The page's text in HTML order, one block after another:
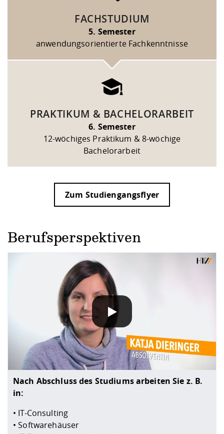
FACHSTUDIUM
5. Semester
anwendungsorientierte Fachkenntnisse
PRAKTIKUM & BACHELORARBEIT
6. Semester
12-wöchiges Praktikum & 8-wöchige
Bachelorarbeit
Zum Studiengangsflyer
Berufsperspektiven
Nach Abschluss des Studiums arbeiten Sie z. B.
in:
• IT-Consulting
• Softwarehäuser
DATENSCHUTZHINWEIS
Wenn Sie unsere YouTube-Videos abspielen, werden